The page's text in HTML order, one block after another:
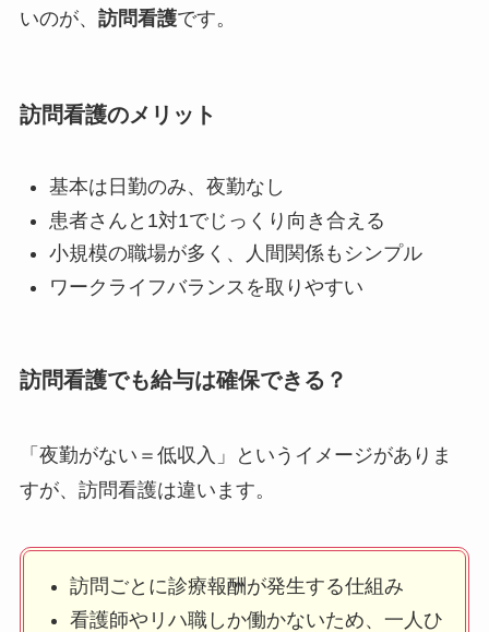
いのが、 訪問看護です。
訪問看護のメリット
基本は日勤のみ、夜勤なし
患者さんと1対1でじっくり向き合える
小規模の職場が多く、人間関係もシンプル
ワークライフバランスを取りやすい
訪問看護でも給与は確保できる？
「夜勤がない＝低収入」というイメージがありま
すが、訪問看護は違います。
訪問ごとに診療報酬が発生する仕組み
看護師やリハ職しか働かないため、一人ひ